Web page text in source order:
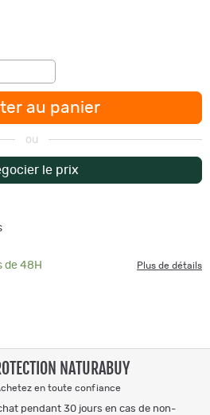
au panier
ou
le prix
de 48H
Plus de détails
NATURABUY
en toute confiance
pendant 30 jours en cas de non-